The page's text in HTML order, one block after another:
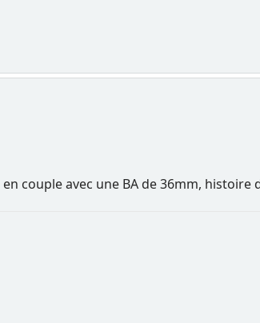
couple avec une BA de 36mm, histoire